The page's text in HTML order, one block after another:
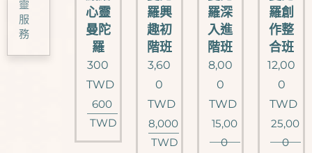
靈
服
務
心靈
曼陀
羅
300
TWD
600
TWD
羅興
趣初
階班
3,60
0
TWD
8,000
TWD
羅深
入進
階班
8,00
0
TWD
15,00
0
羅創
作整
合班
12,00
0
TWD
25,00
0